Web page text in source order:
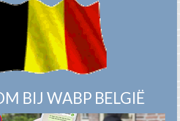
BIJ WABP BELGIË